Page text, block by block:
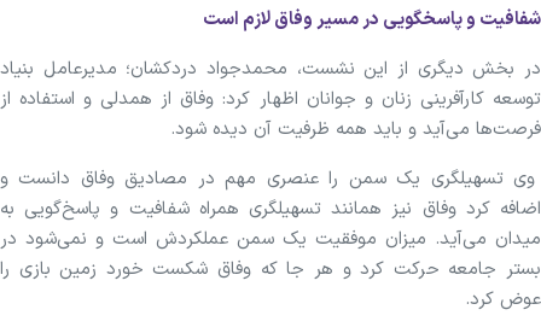
شفافیت و پاسخگویی در مسیر وفاق لازم است
در بخش‌ دیگری از این نشست، محمدجواد دردکشان؛ مدیرعامل بنیاد
توسعه کارآفرینی زنان و جوانان اظهار کرد: وفاق از همدلی و استفاده از
فرصت‌ها می‌آید و باید همه ظرفیت آن دیده شود.
وی تسهیلگری یک سمن را عنصری مهم در مصادیق وفاق دانست و
اضافه کرد وفاق نیز همانند تسهیلگری همراه شفافیت و پاسخ‌گویی به
میدان می‌آید. میزان موفقیت یک سمن عملکردش است و نمی‌شود در
بستر جامعه حرکت کرد و هر جا که وفاق شکست خورد زمین بازی را
عوض کرد.